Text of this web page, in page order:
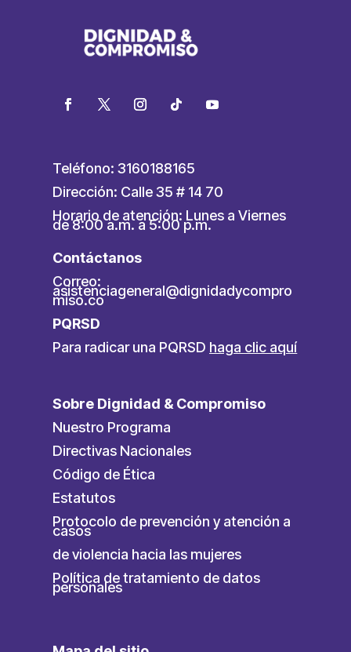
Teléfono: 3160188165
Dirección: Calle 35 # 14 70
Horario de atención: Lunes a Viernes
de 8:00 a.m. a 5:00 p.m.
Contáctanos
Correo:
asistenciageneral@dignidadycompro
miso.co
PQRSD
Para radicar una PQRSD haga clic aquí
Sobre Dignidad & Compromiso
Nuestro Programa
Directivas Nacionales
Código de Ética
Estatutos
Protocolo de prevención y atención a
casos
de violencia hacia las mujeres
Política de tratamiento de datos
personales